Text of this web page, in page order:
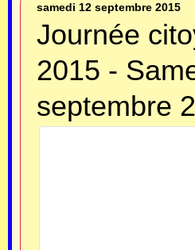
samedi 12 septembre 2015
Journée
2015 -
septembre